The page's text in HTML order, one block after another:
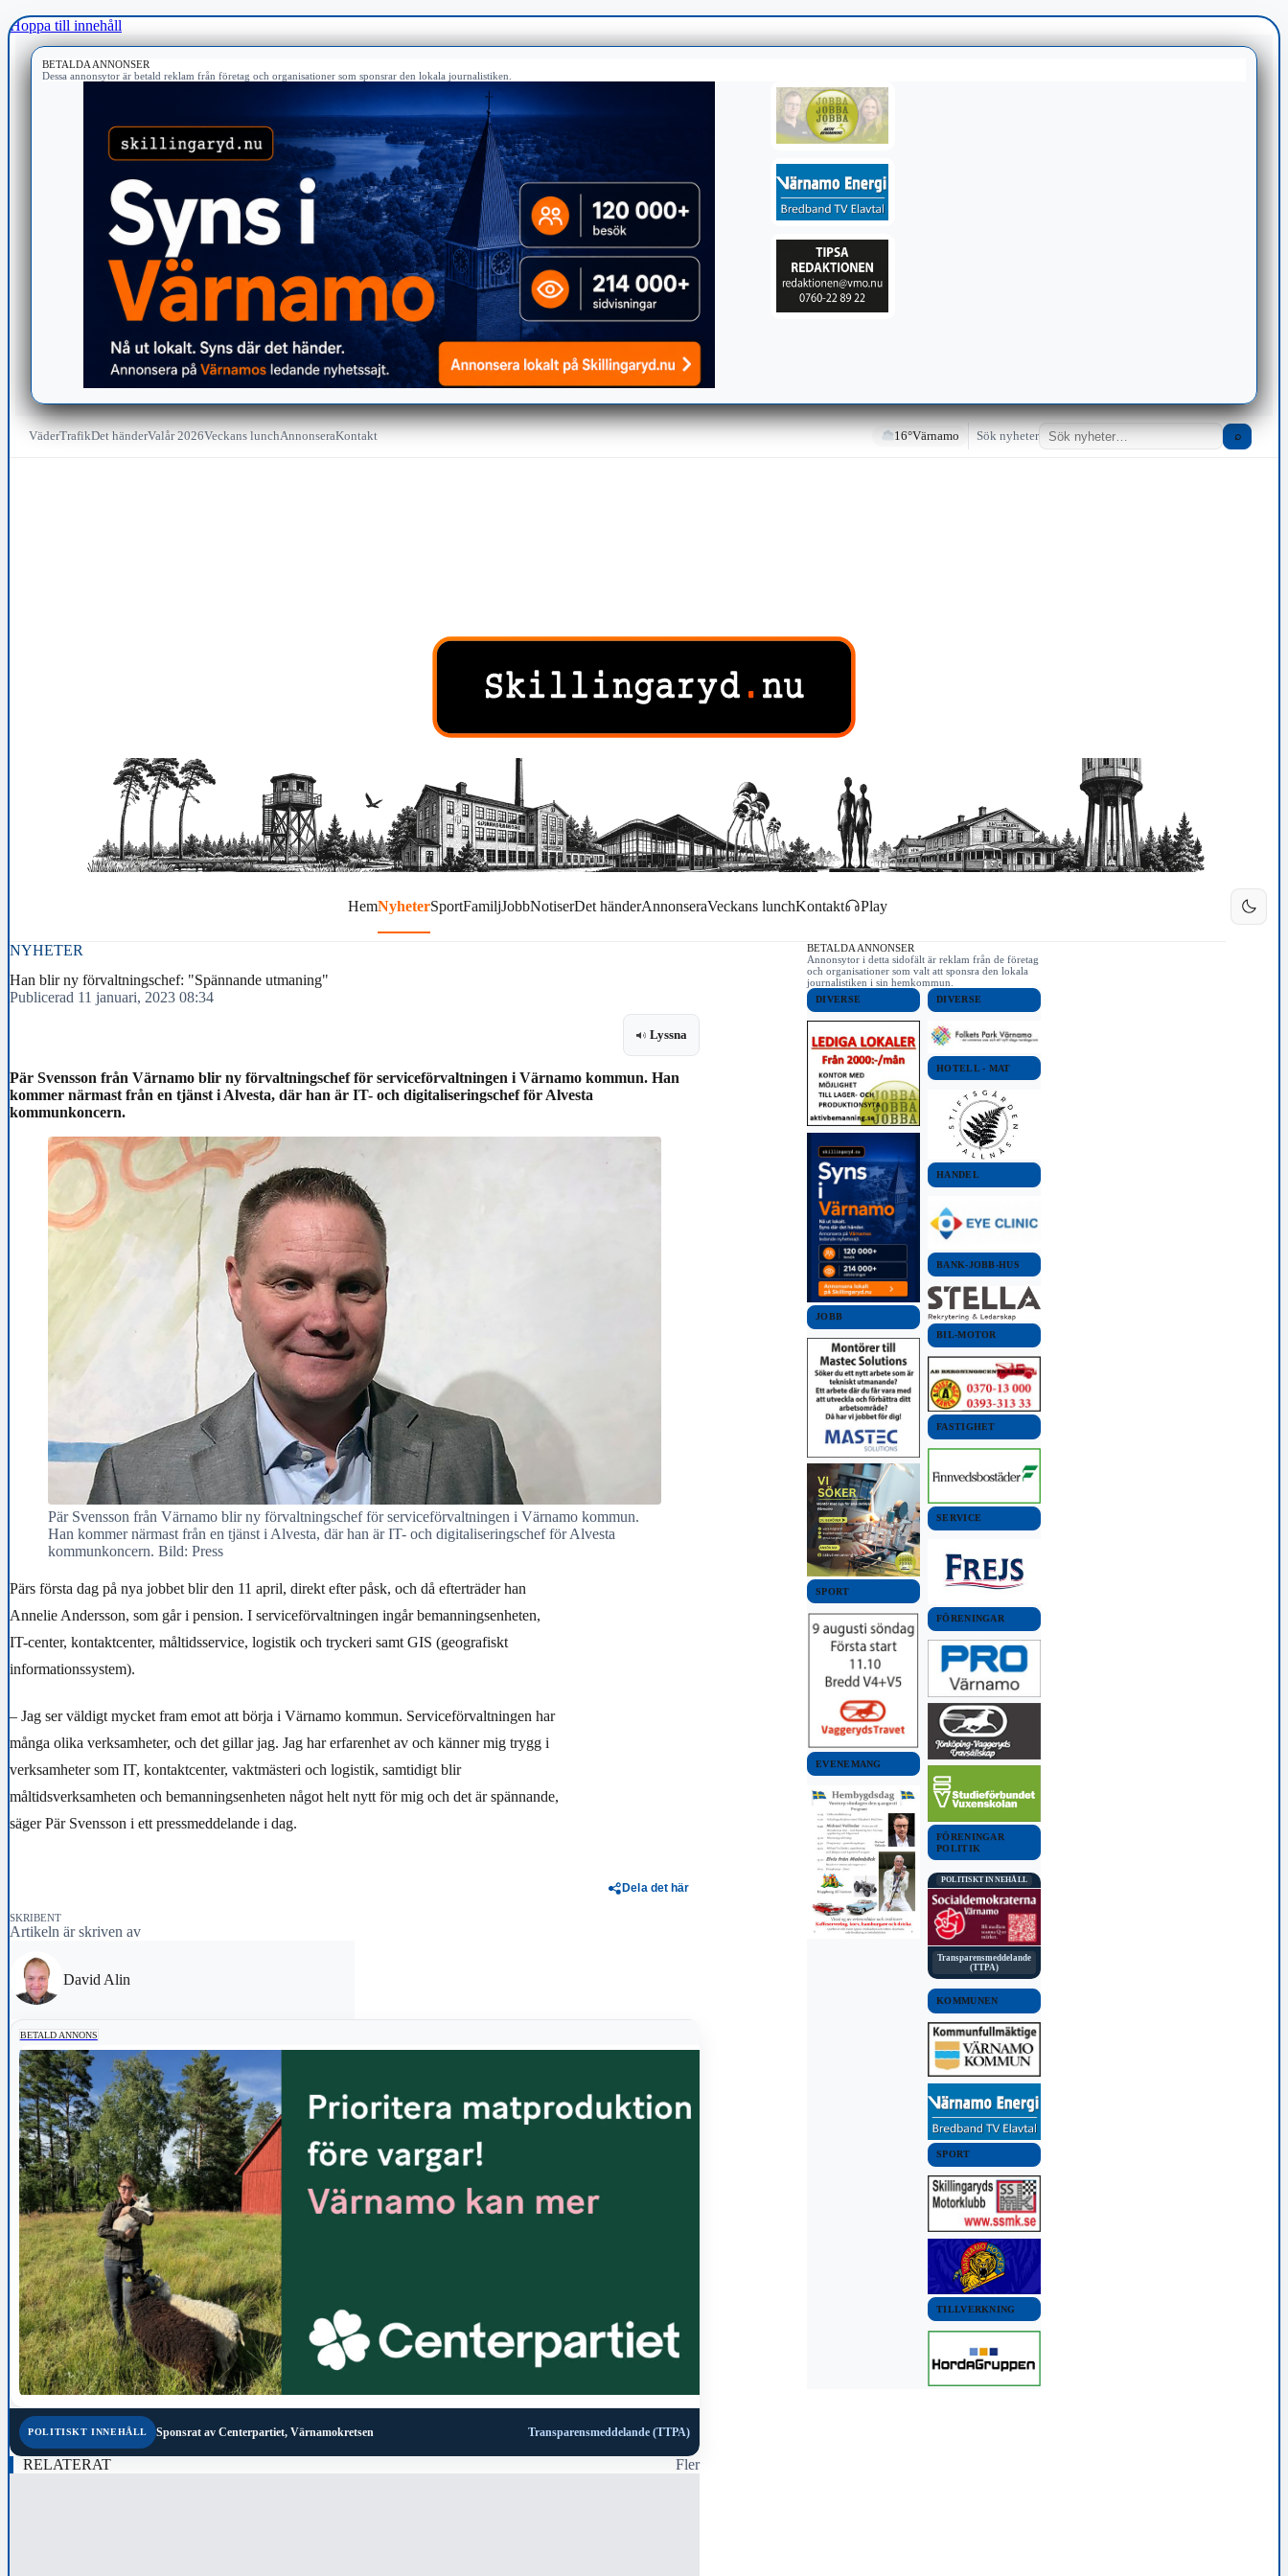
Hoppa till innehåll
BETALDA ANNONSER
Dessa annonsytor är betald reklam från företag och organisationer som sponsrar den lokala journalistiken.
VäderTrafikDet händerValår 2026Veckans lunchAnnonseraKontakt 16°Värnamo Sök nyheter ⌕
HemNyheterSportFamiljJobbNotiserDet händerAnnonseraVeckans lunchKontakt Play
NYHETER
Han blir ny förvaltningschef: "Spännande utmaning"
Publicerad 11 januari, 2023 08:34
Lyssna
Pär Svensson från Värnamo blir ny förvaltningschef för serviceförvaltningen i Värnamo kommun. Han
kommer närmast från en tjänst i Alvesta, där han är IT- och digitaliseringschef för Alvesta
kommunkoncern.
Pär Svensson från Värnamo blir ny förvaltningschef för serviceförvaltningen i Värnamo kommun.
Han kommer närmast från en tjänst i Alvesta, där han är IT- och digitaliseringschef för Alvesta
kommunkoncern. Bild: Press
Pärs första dag på nya jobbet blir den 11 april, direkt efter påsk, och då efterträder han
Annelie Andersson, som går i pension. I serviceförvaltningen ingår bemanningsenheten,
IT-center, kontaktcenter, måltidsservice, logistik och tryckeri samt GIS (geografiskt
informationssystem).
– Jag ser väldigt mycket fram emot att börja i Värnamo kommun. Serviceförvaltningen har
många olika verksamheter, och det gillar jag. Jag har erfarenhet av och känner mig trygg i
verksamheter som IT, kontaktcenter, vaktmästeri och logistik, samtidigt blir
måltidsverksamheten och bemanningsenheten något helt nytt för mig och det är spännande,
säger Pär Svensson i ett pressmeddelande i dag.
Dela det här
SKRIBENT
Artikeln är skriven av
David Alin
BETALD ANNONS
POLITISKT INNEHÅLL Sponsrat av Centerpartiet, Värnamokretsen Transparensmeddelande (TTPA)
RELATERAT Fler
BETALDA ANNONSER
Annonsytor i detta sidofält är reklam från de företag
och organisationer som valt att sponsra den lokala
journalistiken i sin hemkommun.
DIVERSE
JOBB
SPORT
EVENEMANG
DIVERSE
HOTELL - MAT
HANDEL
BANK-JOBB-HUS
BIL-MOTOR
FASTIGHET
SERVICE
FÖRENINGAR
FÖRENINGAR
POLITIK
POLITISKT INNEHÅLL
Transparensmeddelande
(TTPA)
KOMMUNEN
SPORT
TILLVERKNING